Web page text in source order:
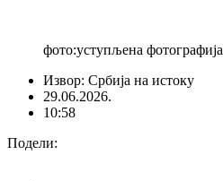
фото:уступљена фотографија
Извор: Србија на истоку
29.06.2026.
10:58
Подели: